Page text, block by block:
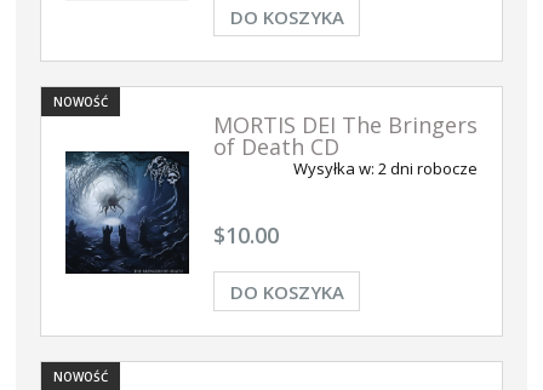
DO KOSZYKA
MORTIS DEI The Bringers
of Death CD
Wysyłka w: 2 dni robocze
$10.00
DO KOSZYKA
NOWOŚĆ
NOWOŚĆ